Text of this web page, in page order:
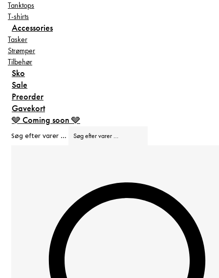
Tanktops
T-shirts
Accessories
Tasker
Strømper
Tilbehør
Sko
Sale
Preorder
Gavekort
🩶 Coming soon 🩶
Søg efter varer …